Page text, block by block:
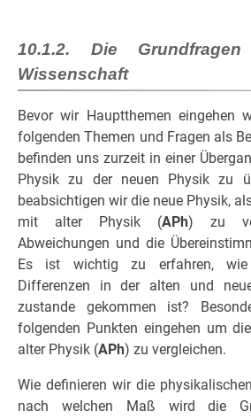
10.1.2. Die
Wissenschaft
Bevor wir Hauptthemen eingehen
folgenden Themen und Fragen als
befinden uns zurzeit in einer
Physik zu der neuen Physik zu
beabsichtigen wir die neue Physik,
mit alter Physik (APh) zu
Abweichungen und die
Es ist wichtig zu erfahren,
Differenzen in der alten und
zustande gekommen ist?
folgenden Punkten eingehen um
alter Physik (APh) zu vergleichen.
Wie definieren wir die
nach welchen Maß wird die